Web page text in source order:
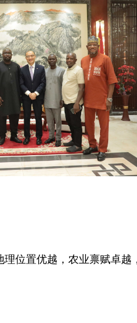
位置优越，农业禀赋卓